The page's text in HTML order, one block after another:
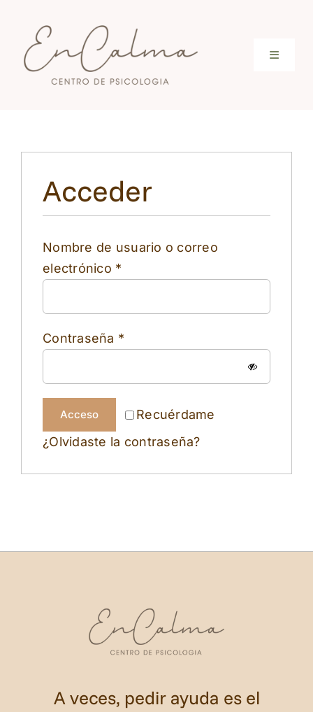
contenido
Toggle
Servicios
Terapia online
Acceder
Nombre de usuario o correo
electrónico *
Contraseña *
Recuérdame
Acceso
¿Olvidaste la contraseña?
A veces, pedir ayuda es el